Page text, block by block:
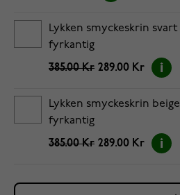
Lykken smyckeskrin svart
fyrkantig
385.00 Kr 289.00 Kr
Lykken smyckeskrin beige
fyrkantig
385.00 Kr 289.00 Kr